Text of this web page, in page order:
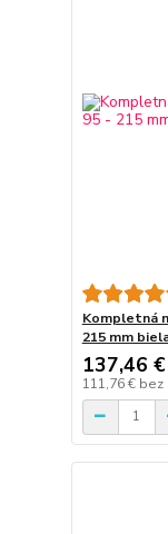
Kompletná
215 mm
137,46 €
111,76 € bez